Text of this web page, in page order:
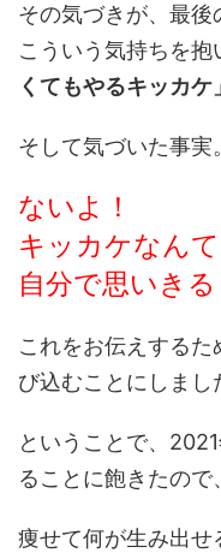
その気づきが、最後
こういう気持ちを抱
くてもやるキッカケ」
そして気づいた事実。
ないよ！
キッカケなん
自分で思いき
これをお伝えする
び込むことにしまし
ということで、
ることに飽きたので
痩せて何が生み出せ